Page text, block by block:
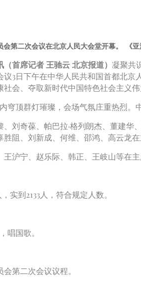
第二次会议在北京人民大会堂开幕。 《
首席记者 王驰云 北京报道）凝聚共
3日下午在中华人民共和国首都北
会、夺取新时代中国特色社会主义伟
顶群灯璀璨，会场气氛庄重热烈。
刘奇葆、帕巴拉·格列朗杰、董建
阻、刘新成、何维、邵鸿、高云龙在
沪宁、赵乐际、韩正、王岐山等在主
实到2133人，符合规定人数。
唱国歌。
第二次会议议程。